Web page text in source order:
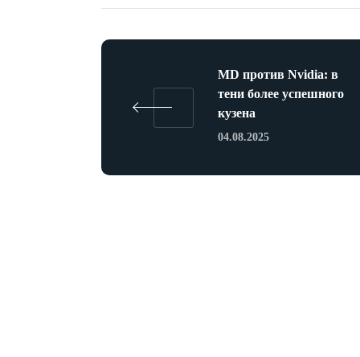
MD против Nvidia: в
тени более успешного
кузена
04.08.2025